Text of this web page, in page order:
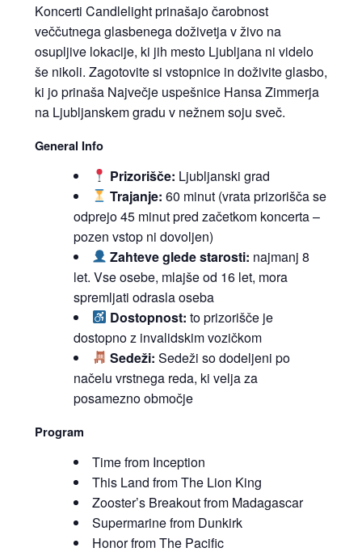
Koncerti Candlelight prinašajo čarobnost
veččutnega glasbenega doživetja v živo na
osupljive lokacije, ki jih mesto Ljubljana ni videlo
še nikoli. Zagotovite si vstopnice in doživite glasbo,
ki jo prinaša Največje uspešnice Hansa Zimmerja
na Ljubljanskem gradu v nežnem soju sveč.
General Info
Prizorišče: Ljubljanski grad
Trajanje: 60 minut (vrata prizorišča se
odprejo 45 minut pred začetkom koncerta –
pozen vstop ni dovoljen)
Zahteve glede starosti: najmanj 8
let. Vse osebe, mlajše od 16 let, mora
spremljati odrasla oseba
Dostopnost: to prizorišče je
dostopno z invalidskim vozičkom
Sedeži: Sedeži so dodeljeni po
načelu vrstnega reda, ki velja za
posamezno območje
Program
Time from Inception
This Land from The Lion King
Zooster’s Breakout from Madagascar
Supermarine from Dunkirk
Honor from The Pacific